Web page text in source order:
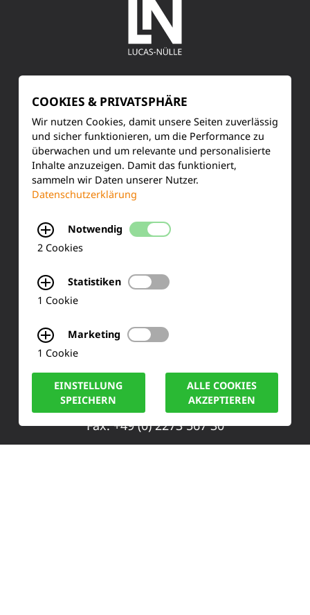
Kundenservice
Produktinformationen
Training & Schulung
Siemensstraße 2
Tel.: +49 (0) 2273-567 0
Fax: +49 (0) 2273 567 30
COOKIES & PRIVATSPHÄRE
Wir nutzen Cookies, damit unsere Seiten zuverlässig
und sicher funktionieren, um die Performance zu
überwachen und um relevante und personalisierte
Inhalte anzuzeigen. Damit das funktioniert,
sammeln wir Daten unserer Nutzer.
Datenschutzerklärung
Notwendig
2 Cookies
Statistiken
1 Cookie
Marketing
1 Cookie
EINSTELLUNG
SPEICHERN
ALLE COOKIES
AKZEPTIEREN